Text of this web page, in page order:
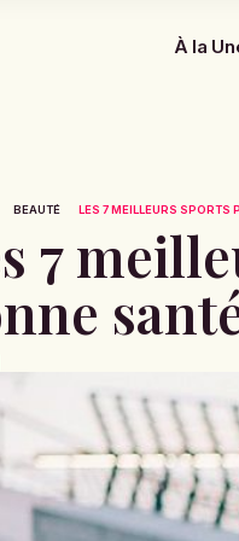
À la
BEAUTÉ LES 7 MEILLEURS SPORTS
7